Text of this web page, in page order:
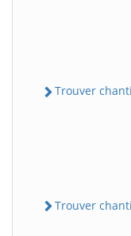
Trouver
Trouver